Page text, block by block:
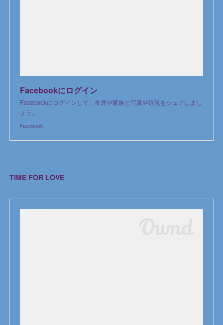
Facebookにログイン
Facebookにログインして、友達や家族と写真や近況をシェアしまし
ょう。
Facebook
TIME FOR LOVE